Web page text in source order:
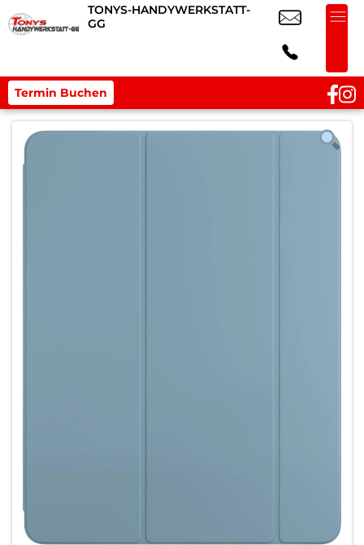
TONYS-HANDYWERKSTATT-
GG
Termin Buchen